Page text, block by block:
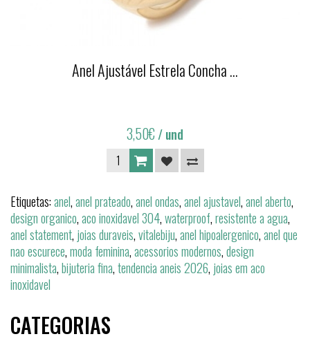
Anel Ajustável Estrela Concha ...
3,50€/ und
Etiquetas:anel,anel prateado,anel ondas,anel ajustavel,anel aberto,
design organico,aco inoxidavel 304,waterproof,resistente a agua,
anel statement, joias duraveis,vitalebiju,anel hipoalergenico,anel que
nao escurece,moda feminina,acessorios modernos,design
minimalista,bijuteria fina,tendencia aneis 2026, joias em aco
inoxidavel
CATEGORIAS